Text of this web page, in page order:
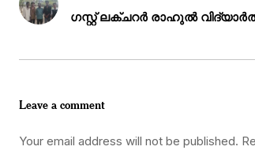
ഗസ്റ്റ് ലക്ചറർ രാഹുൽ
Leave a comment
Your email address will not be published.